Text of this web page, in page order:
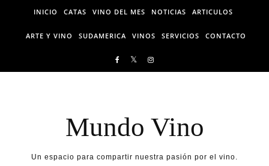
Skip to content
INICIO CATAS VINO DEL MES NOTICIAS ARTICULOS
ARTE Y VINO SUDAMERICA VINOS SERVICIOS CONTACTO
Mundo Vino
Un espacio para compartir nuestra pasión por el vino.